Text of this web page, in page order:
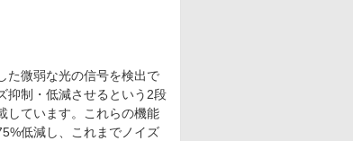
た微弱な光の信号を検出で
抑制・低減させるという2段
しています。これらの機能
低減し、これまでノイズ